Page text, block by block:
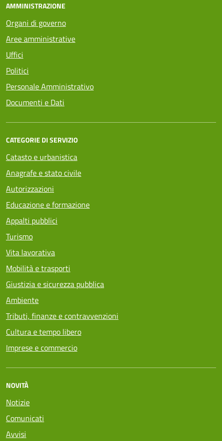
AMMINISTRAZIONE
Organi di governo
Aree amministrative
Uffici
Politici
Personale Amministrativo
Documenti e Dati
CATEGORIE DI SERVIZIO
Catasto e urbanistica
Anagrafe e stato civile
Autorizzazioni
Educazione e formazione
Appalti pubblici
Turismo
Vita lavorativa
Mobilità e trasporti
Giustizia e sicurezza pubblica
Ambiente
Tributi, finanze e contravvenzioni
Cultura e tempo libero
Imprese e commercio
NOVITÀ
Notizie
Comunicati
Avvisi